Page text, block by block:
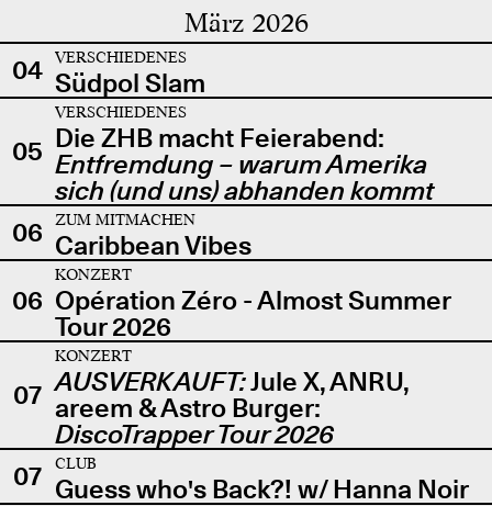
März 2026
04 VERSCHIEDENES
Südpol Slam
05
VERSCHIEDENES
Die ZHB macht Feierabend:
Entfremdung – warum Amerika
sich (und uns) abhanden kommt
06
ZUM MITMACHEN
Caribbean Vibes
06
KONZERT
Opération Zéro - Almost Summer
Tour 2026
07
KONZERT
AUSVERKAUFT:Jule X, ANRU,
areem & Astro Burger:
DiscoTrapper Tour 2026
07
CLUB
Guess who's Back?! w/ Hanna Noir